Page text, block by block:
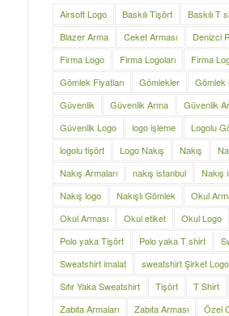
Airsoft Logo Baskılı Tişört
Baskılı T
Blazer Arma
Ceket Arması
Denizci
Firma Logo
Firma Logoları Firma
Gömlek Fiyatları
Gömlekler
Gömlek
Güvenlik
Güvenlik Arma
Güvenlik
Güvenlik Logo
logo işleme
Logolu
logolu tişört
Logo Nakış Nakış
Nakış Armaları
nakış istanbul
Nakış
Nakış logo
Nakışlı Gömlek
Okul
Okul Arması
Okul etiket Okul Logo
Polo yaka Tişört
Polo yaka T shirt
Sweatshirt imalat
sweatshirt Şirket
Sıfır Yaka Sweatshirt
Tişört T Shirt
Zabıta Armaları
Zabıta Arması Özel